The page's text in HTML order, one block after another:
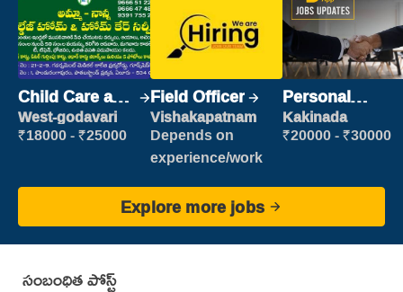
Child Care and
Patient care
West-godavari
₹18000 - ₹25000
Field Officer
Vishakapatnam
Depends on
experience/work
Personal
Assistant
Kakinada
₹20000 - ₹30000
Explore more jobs
సంబంధిత పోస్ట్